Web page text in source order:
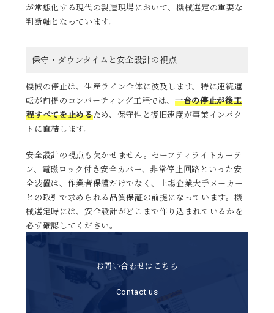
が常態化する現代の製造現場において、機械選定の重要な
判断軸となっています。
保守・ダウンタイムと安全設計の視点
機械の停止は、生産ライン全体に波及します。特に連続運
転が前提のコンバーティング工程では、一台の停止が後工
程すべてを止めるため、保守性と復旧速度が事業インパク
トに直結します。
安全設計の視点も欠かせません。セーフティライトカーテ
ン、電磁ロック付き安全カバー、非常停止回路といった安
全装置は、作業者保護だけでなく、上場企業大手メーカー
との取引で求められる品質保証の前提になっています。機
械選定時には、安全設計がどこまで作り込まれているかを
必ず確認してください。
お問い合わせはこちら
Contact us